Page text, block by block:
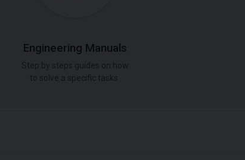
Engineering Manuals